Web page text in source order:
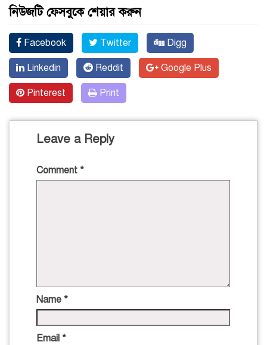
নিউজটি ফেসবুকে শেয়ার করুন
Facebook Twitter Digg
Linkedin Reddit Google Plus
Pinterest Print
Leave a Reply
Comment *
Name *
Email *